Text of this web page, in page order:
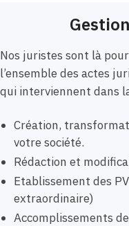
Nos juristes sont là
l’ensemble des actes
qui interviennent dans
Création,
votre société.
Rédaction et
Etablissement des
extraordinaire)
Accomplissements